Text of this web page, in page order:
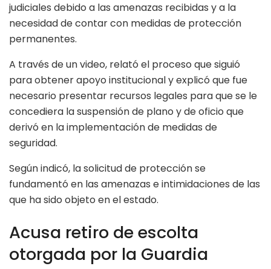
judiciales debido a las amenazas recibidas y a la
necesidad de contar con medidas de protección
permanentes.
A través de un video, relató el proceso que siguió
para obtener apoyo institucional y explicó que fue
necesario presentar recursos legales para que se le
concediera la suspensión de plano y de oficio que
derivó en la implementación de medidas de
seguridad.
Según indicó, la solicitud de protección se
fundamentó en las amenazas e intimidaciones de las
que ha sido objeto en el estado.
Acusa retiro de escolta
otorgada por la Guardia